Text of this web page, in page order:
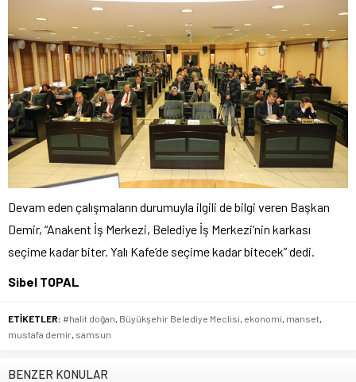
Devam eden çalışmaların durumuyla ilgili de bilgi veren Başkan
Demir, “Anakent İş Merkezi, Belediye İş Merkezi’nin karkası
seçime kadar biter. Yalı Kafe’de seçime kadar bitecek” dedi.
Sibel TOPAL
ETİKETLER: #halit doğan, Büyükşehir Belediye Meclisi, ekonomi, manset,
mustafa demir, samsun
BENZER KONULAR